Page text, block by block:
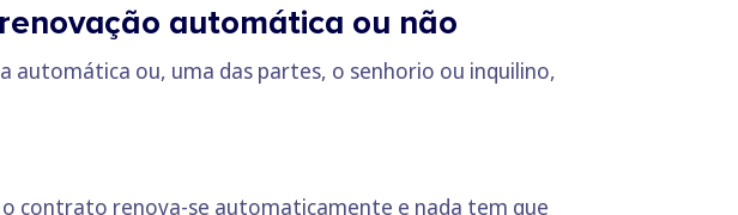
automática ou não
ou, uma das partes, o senhorio ou inquilino,
contrato renova-se automaticamente e nada tem que